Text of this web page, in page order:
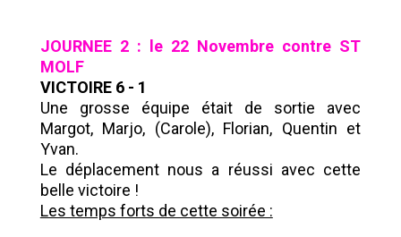
JOURNEE 2 : le 22 Novembre contre ST
MOLF
VICTOIRE 6 - 1
Une grosse équipe était de sortie avec
Margot, Marjo, (Carole), Florian, Quentin et
Yvan.
Le déplacement nous a réussi avec cette
belle victoire !
Les temps forts de cette soirée :